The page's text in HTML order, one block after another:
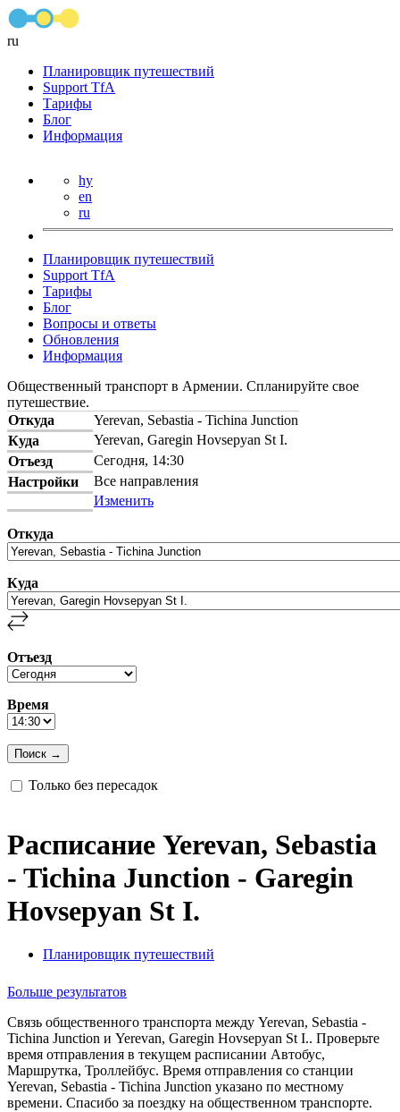
ru
Планировщик путешествий
Support TfA
Тарифы
Блог
Информация
hy
en
ru
Планировщик путешествий
Support TfA
Тарифы
Блог
Вопросы и ответы
Обновления
Информация
Общественный транспорт в Армении. Спланируйте свое
путешествие.
Откуда
Yerevan, Sebastia - Tichina Junction
Куда
Yerevan, Garegin Hovsepyan St I.
Отъезд
Сегодня, 14:30
Настройки
Все направления
Изменить
Откуда
Куда
Отъезд
Время
Только без пересадок
Расписание Yerevan, Sebastia
- Tichina Junction - Garegin
Hovsepyan St I.
Планировщик путешествий
Больше результатов
Связь общественного транспорта между Yerevan, Sebastia -
Tichina Junction и Yerevan, Garegin Hovsepyan St I.. Проверьте
время отправления в текущем расписании Автобус,
Маршрутка, Троллейбус. Время отправления со станции
Yerevan, Sebastia - Tichina Junction указано по местному
времени. Спасибо за поездку на общественном транспорте.